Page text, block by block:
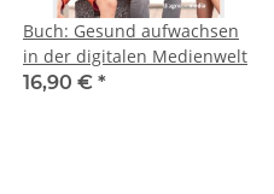
Buch: Gesund aufwachsen
in der digitalen Medienwelt
16,90 € *